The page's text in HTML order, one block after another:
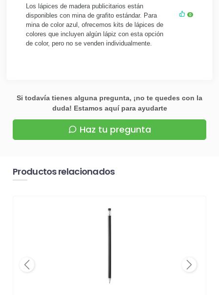
Los lápices de madera publicitarios están
disponibles con mina de grafito estándar. Para
mina de color azul, ofrecemos kits de lápices de
colores que incluyen algún lápiz con esta opción
de color, pero no se venden individualmente.
0
Si todavía tienes alguna pregunta, ¡no te quedes con la
duda! Estamos aquí para ayudarte
Haz tu pregunta
Productos relacionados
Previous Next